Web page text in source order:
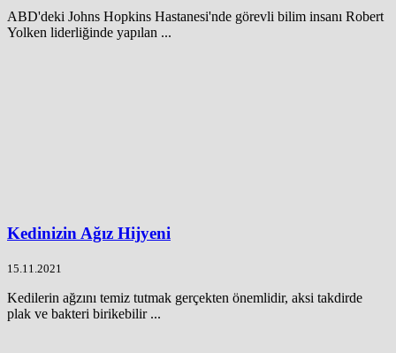
ABD'deki Johns Hopkins Hastanesi'nde görevli bilim insanı Robert
Yolken liderliğinde yapılan ...
Kedinizin Ağız Hijyeni
15.11.2021
Kedilerin ağzını temiz tutmak gerçekten önemlidir, aksi takdirde
plak ve bakteri birikebilir ...